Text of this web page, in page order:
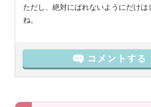
ただし、絶対にばれないようにだけは
ね。